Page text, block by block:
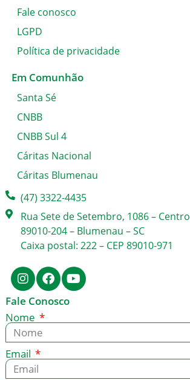
Fale conosco
LGPD
Política de privacidade
Em Comunhão
Santa Sé
CNBB
CNBB Sul 4
Cáritas Nacional
Cáritas Blumenau
(47) 3322-4435
Rua Sete de Setembro, 1086 – Centro
89010-204 – Blumenau – SC
Caixa postal: 222 – CEP 89010-971
Fale Conosco
Nome
Email